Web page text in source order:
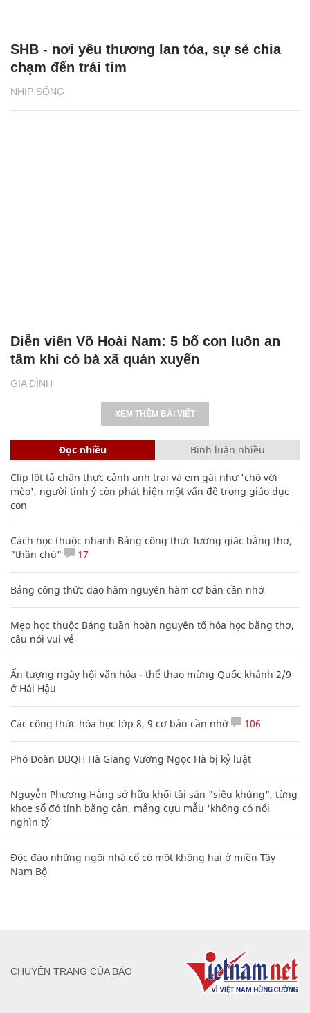
NHỊP SỐNG
SHB - nơi yêu thương lan tỏa, sự sẻ chia
chạm đến trái tim
GIA ĐÌNH
Diễn viên Võ Hoài Nam: 5 bố con luôn an
tâm khi có bà xã quán xuyến
XEM THÊM BÀI VIẾT
Đọc nhiều Bình luận nhiều
Clip lột tả chân thực cảnh anh trai và em gái như 'chó với
mèo', người tinh ý còn phát hiện một vấn đề trong giáo dục
con
Cách học thuộc nhanh Bảng công thức lượng giác bằng thơ,
"thần chú"
17
Bảng công thức đạo hàm nguyên hàm cơ bản cần nhớ
Mẹo học thuộc Bảng tuần hoàn nguyên tố hóa học bằng thơ,
câu nói vui vẻ
Ấn tượng ngày hội văn hóa - thể thao mừng Quốc khánh 2/9
ở Hải Hậu
Các công thức hóa học lớp 8, 9 cơ bản cần nhớ 106
Phó Đoàn ĐBQH Hà Giang Vương Ngọc Hà bị kỷ luật
Nguyễn Phương Hằng sở hữu khối tài sản "siêu khủng", từng
khoe sổ đỏ tính bằng cân, mắng cựu mẫu 'không có nổi
nghìn tỷ'
Độc đáo những ngôi nhà cổ có một không hai ở miền Tây
Nam Bộ
CHUYÊN TRANG CỦA BÁO